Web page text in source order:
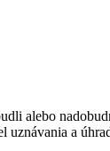
alebo
a